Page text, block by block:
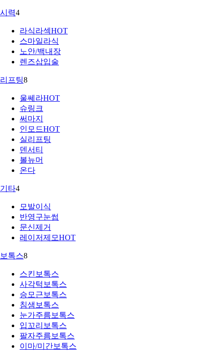
시력4
라식라섹HOT
스마일라식
노안/백내장
렌즈삽입술
리프팅8
울쎄라HOT
슈링크
써마지
인모드HOT
실리프팅
덴서티
볼뉴머
온다
기타4
모발이식
반영구눈썹
문신제거
레이저제모HOT
보톡스8
스킨보톡스
사각턱보톡스
승모근보톡스
침샘보톡스
눈가주름보톡스
입꼬리보톡스
팔자주름보톡스
이마/미간보톡스